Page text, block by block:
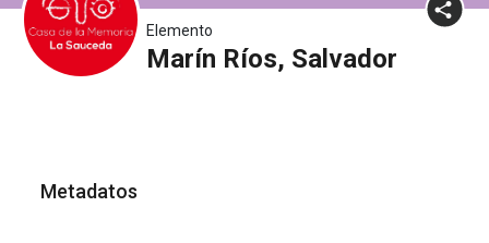
Elemento
Marín Ríos, Salvador
Metadatos